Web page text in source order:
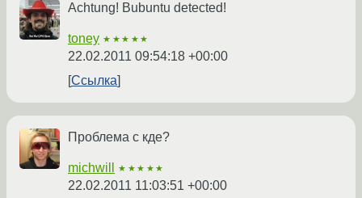
Achtung! Bubuntu detected!
toney ★★★★★
22.02.2011 09:54:18 +00:00
Ссылка
Проблема с кде?
michwill ★★★★★
22.02.2011 11:03:51 +00:00